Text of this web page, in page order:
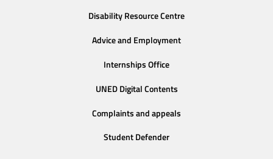
Disability Resource Centre
Advice and Employment
Internships Office
UNED Digital Contents
Complaints and appeals
Student Defender